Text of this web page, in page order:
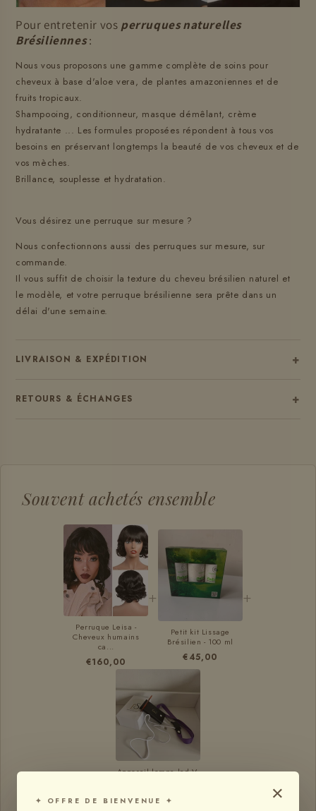
Pour entretenir vos perruques naturelles
Brésiliennes:
Nous vous proposons une gamme complète de soins pour
cheveux à base d'aloe vera, de plantes amazoniennes et de
fruits tropicaux.
Shampooing, conditionneur, masque démêlant, crème
hydratante ... Les formules proposées répondent à tous vos
besoins en préservant longtemps la beauté de vos cheveux et de
vos mèches.
Brillance, souplesse et hydratation.
Vous désirez une perruque sur mesure ?
Nous confectionnons aussi des perruques sur mesure, sur
commande.
Il vous suffit de choisir la texture du cheveu brésilien naturel et
le modèle, et votre perruque brésilienne sera prête dans un
délai d'une semaine.
LIVRAISON & EXPÉDITION +
RETOURS & ÉCHANGES +
Souvent achetés ensemble
Perruque Leisa -
Cheveux humains
ca...
€160,00
+
Petit kit Lissage
Brésilien - 100 ml
€45,00
+
Appareil lampe led V-
€239,80 ×
✦ OFFRE DE BIENVENUE ✦